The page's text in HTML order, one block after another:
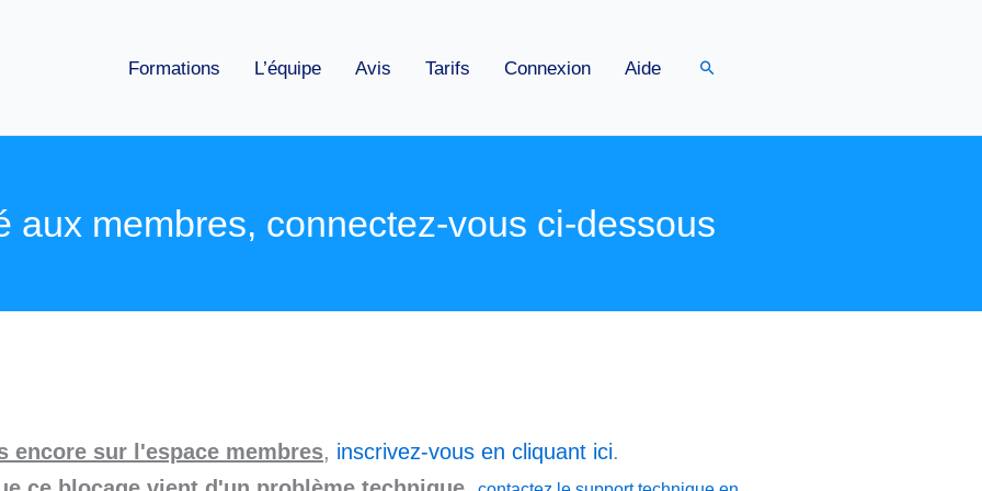
Formations L’équipe Avis Tarifs Connexion Aide Rechercher
aux membres, connectez-vous ci-dessous
encore sur l'espace membres, inscrivez-vous en cliquant ici.